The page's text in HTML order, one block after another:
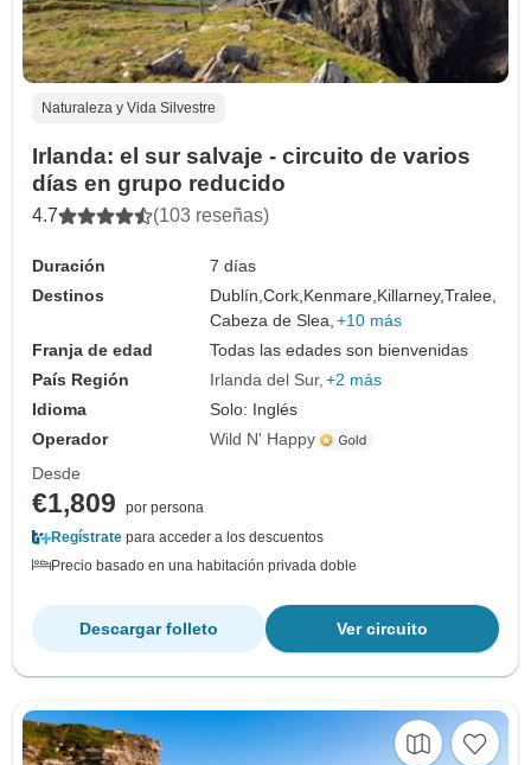
Naturaleza y Vida Silvestre
Irlanda: el sur salvaje - circuito de varios
días en grupo reducido
4.7 (103 reseñas)
Duración
7 días
Destinos
Dublín,Cork, Kenmare, Killarney,Tralee,
Cabeza de Slea, +10 más
Franja de edad
Todas las edades son bienvenidas
País Región
Irlanda del Sur +2 más
Idioma
Solo: Inglés
Operador
Wild N' Happy
Desde
€1,809
por persona
Regístrate para acceder a los descuentos
Precio basado en una habitación privada doble
Ver circuito
Descargar folleto